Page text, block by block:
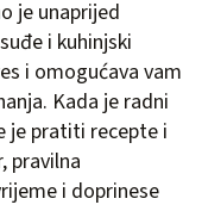
je unaprijed
i kuhinjski
i omogućava vam
Kada je radni
je pratiti recepte i
pravilna
i doprinese